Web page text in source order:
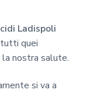
Ladispoli
quei
la nostra salute.
si va a